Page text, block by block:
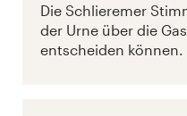
Die Schlieremer
der Urne über die
entscheiden können.